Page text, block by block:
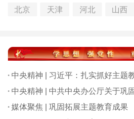
北京 天津 河北 山西
媒体聚焦 | 巩固拓展主题教育成果